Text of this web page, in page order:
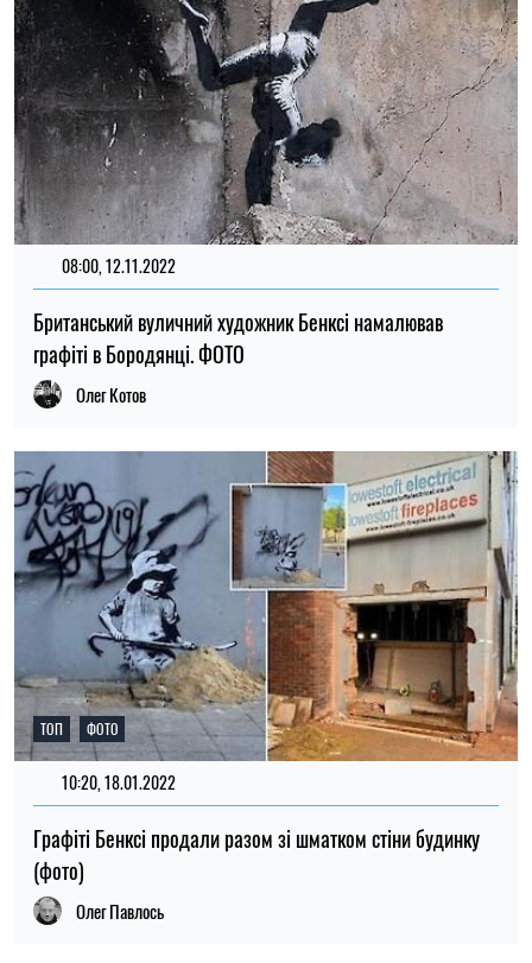
08:00, 12.11.2022
Британський вуличний художник Бенксі намалював
графіті в Бородянці. ФОТО
Олег Котов
ТОП ФОТО
10:20, 18.01.2022
Графіті Бенксі продали разом зі шматком стіни будинку
(фото)
Олег Павлось